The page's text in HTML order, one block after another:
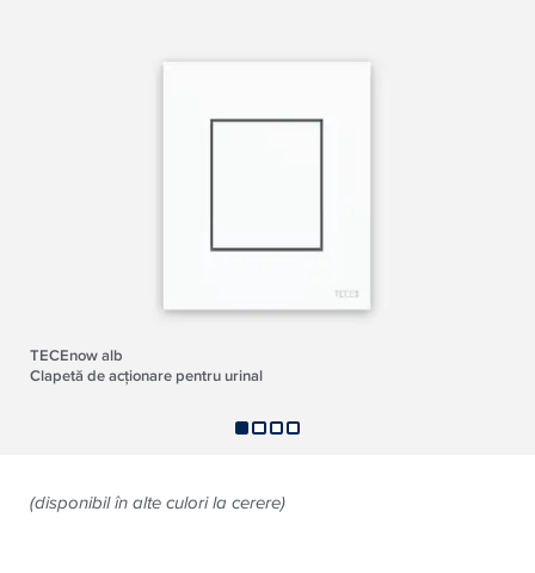
TECEnow alb
Clapetă de acționare pentru urinal
(disponibil în alte culori la cerere)